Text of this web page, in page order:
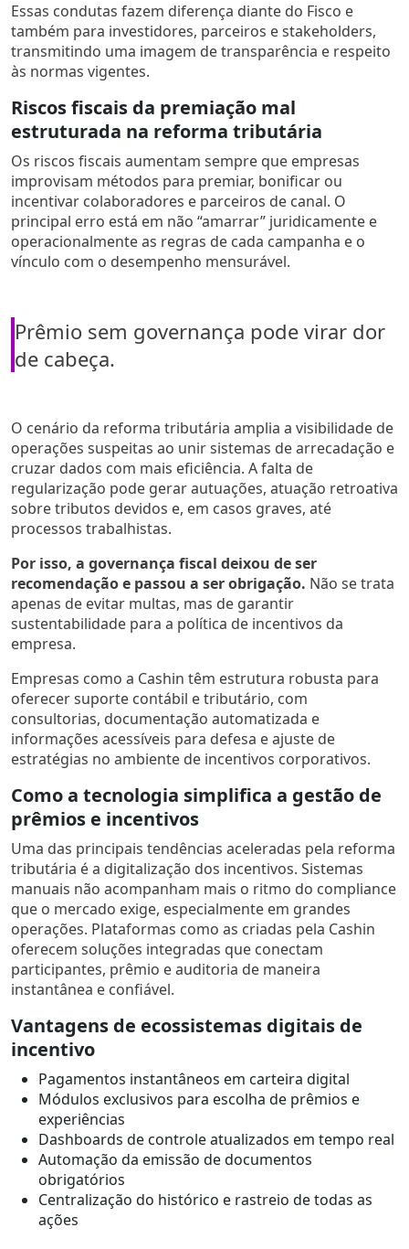
Essas condutas fazem diferença diante do Fisco e
também para investidores, parceiros e stakeholders,
transmitindo uma imagem de transparência e respeito
às normas vigentes.
Riscos fiscais da premiação mal
estruturada na reforma tributária
Os riscos fiscais aumentam sempre que empresas
improvisam métodos para premiar, bonificar ou
incentivar colaboradores e parceiros de canal. O
principal erro está em não “amarrar” juridicamente e
operacionalmente as regras de cada campanha e o
vínculo com o desempenho mensurável.
Prêmio sem governança pode virar dor
de cabeça.
O cenário da reforma tributária amplia a visibilidade de
operações suspeitas ao unir sistemas de arrecadação e
cruzar dados com mais eficiência. A falta de
regularização pode gerar autuações, atuação retroativa
sobre tributos devidos e, em casos graves, até
processos trabalhistas.
Por isso, a governança fiscal deixou de ser
recomendação e passou a ser obrigação. Não se trata
apenas de evitar multas, mas de garantir
sustentabilidade para a política de incentivos da
empresa.
Empresas como a Cashin têm estrutura robusta para
oferecer suporte contábil e tributário, com
consultorias, documentação automatizada e
informações acessíveis para defesa e ajuste de
estratégias no ambiente de incentivos corporativos.
Como a tecnologia simplifica a gestão de
prêmios e incentivos
Uma das principais tendências aceleradas pela reforma
tributária é a digitalização dos incentivos. Sistemas
manuais não acompanham mais o ritmo do compliance
que o mercado exige, especialmente em grandes
operações. Plataformas como as criadas pela Cashin
oferecem soluções integradas que conectam
participantes, prêmio e auditoria de maneira
instantânea e confiável.
Vantagens de ecossistemas digitais de
incentivo
Pagamentos instantâneos em carteira digital
Módulos exclusivos para escolha de prêmios e
experiências
Dashboards de controle atualizados em tempo real
Automação da emissão de documentos
obrigatórios
Centralização do histórico e rastreio de todas as
ações